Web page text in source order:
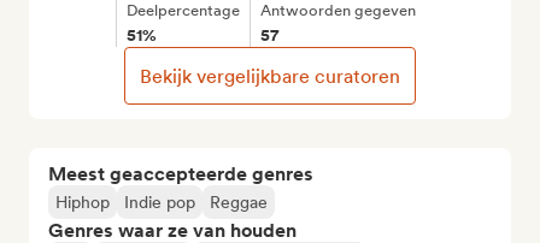
Meest geaccepteerde genres
Hiphop Indie pop Reggae
Genres waar ze van houden
Deelpercentage
51%
Antwoorden gegeven
57
Bekijk vergelijkbare curatoren